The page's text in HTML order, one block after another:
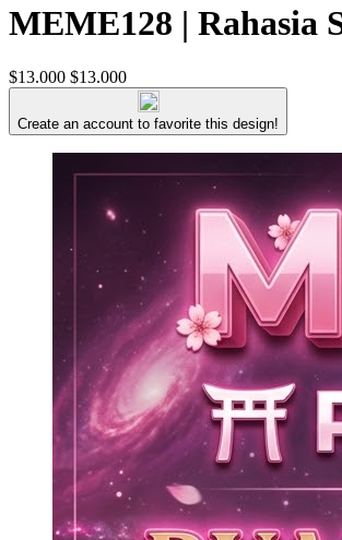
MEME128 | Rahasia
$13.000 $13.000
Create an account to favorite this design!